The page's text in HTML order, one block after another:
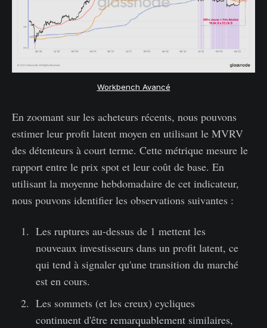
Workbench Avancé
En zoomant sur les acheteurs récents, nous pouvons
estimer leur profit latent moyen en utilisant le MVRV
des détenteurs à court terme. Cette métrique mesure le
rapport entre le prix spot et leur coût de base. En
utilisant la moyenne hebdomadaire de cet indicateur,
nous pouvons identifier les observations suivantes :
Les ruptures au-dessus de 1 mettent les
nouveaux investisseurs dans un profit latent, ce
qui tend à signaler qu'une transition du marché
est en cours.
Les sommets (et les creux) cycliques
continuent d'être remarquablement similaires,